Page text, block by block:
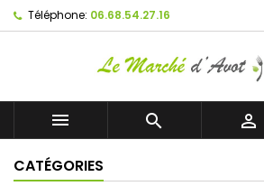
Téléphone: 06.68.54.27.16
  
CATÉGORIES